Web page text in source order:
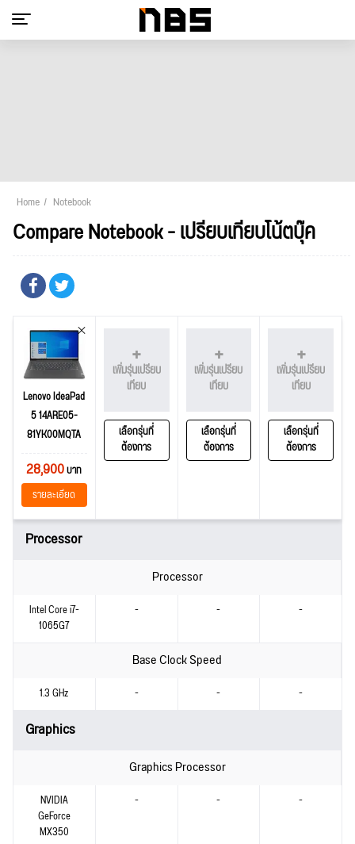
Home Notebook
Compare Notebook - เปรียบเทียบโน้ตบุ๊ค
Lenovo IdeaPad
5 14ARE05-
81YK00MQTA
28,900บาท
รายละเอียด
เพิ่มรุ่นเปรียบ
เทียบ
เลือกรุ่นที่
ต้องการ
เพิ่มรุ่นเปรียบ
เทียบ
เลือกรุ่นที่
ต้องการ
เพิ่มรุ่นเปรียบ
เทียบ
เลือกรุ่นที่
ต้องการ
Processor
Processor
Intel Core i7-
1065G7
- - -
Base Clock Speed
1.3 GHz - - -
Graphics
Graphics Processor
NVIDIA
GeForce
MX350
- - -